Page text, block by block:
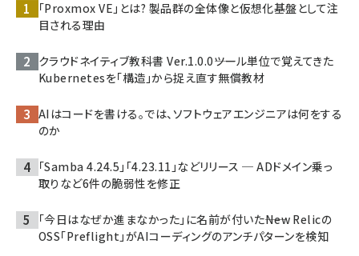
「Proxmox VE」とは? 製品群の全体像と仮想化基盤として注
目される理由
クラウドネイティブ教科書 Ver.1.0.0――ツール単位で覚えてきた
Kubernetesを「構造」から捉え直す無償教材
AIはコードを書ける。では、ソフトウェアエンジニアは何をする
のか
「Samba 4.24.5」「4.23.11」などリリース ─ ADドメイン乗っ
取りなど6件の脆弱性を修正
「今日はなぜか進まなかった」に名前が付いた――New Relicの
OSS「Preflight」がAIコーディングのアンチパターンを検知